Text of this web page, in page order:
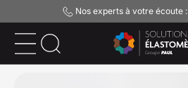
Nos experts à votre écoute :